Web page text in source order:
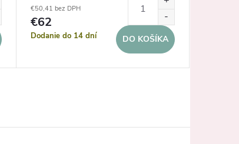
€50,41 bez DPH
€62
Dodanie do 14 dní DO KOŠÍKA